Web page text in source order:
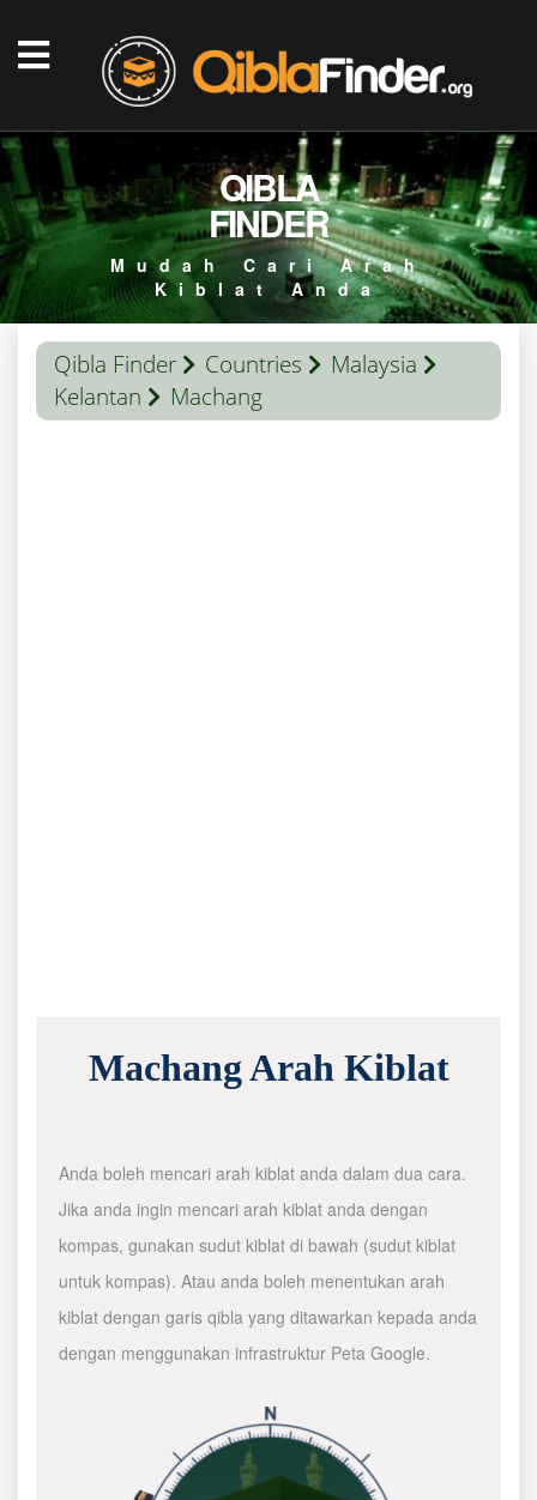
QIBLA
FINDER
Mudah Cari Arah
Kiblat Anda
Qibla Finder Countries
Malaysia
Kelantan
Machang
Machang Arah Kiblat
Anda boleh mencari arah kiblat anda dalam dua cara.
Jika anda ingin mencari arah kiblat anda dengan
kompas, gunakan sudut kiblat di bawah (sudut kiblat
untuk kompas). Atau anda boleh menentukan arah
kiblat dengan garis qibla yang ditawarkan kepada anda
dengan menggunakan infrastruktur Peta Google.